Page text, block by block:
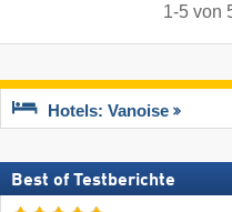
1-5von
Hotels: Vanoise
Best of Testberichte